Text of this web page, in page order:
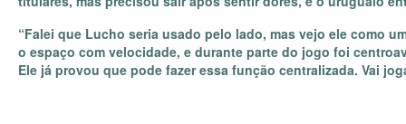
“Falei que Lucho seria usado pelo lado, mas vejo ele como
o espaço com velocidade, e durante parte do jogo foi
Ele já provou que pode fazer essa função centralizada. Vai